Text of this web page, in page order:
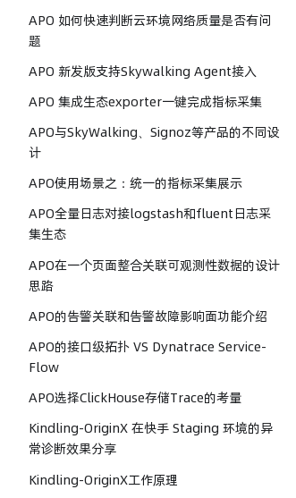
APO 如何快速判断云环境网络质量是否有问
题
APO 新发版支持Skywalking Agent接入
APO 集成生态exporter一键完成指标采集
APO与SkyWalking、Signoz等产品的不同设
计
APO使用场景之：统一的指标采集展示
APO全量日志对接logstash和fluent日志采
集生态
APO在一个页面整合关联可观测性数据的设计
思路
APO的告警关联和告警故障影响面功能介绍
APO的接口级拓扑 VS Dynatrace Service-
Flow
APO选择ClickHouse存储Trace的考量
Kindling-OriginX 在快手 Staging 环境的异
常诊断效果分享
Kindling-OriginX工作原理